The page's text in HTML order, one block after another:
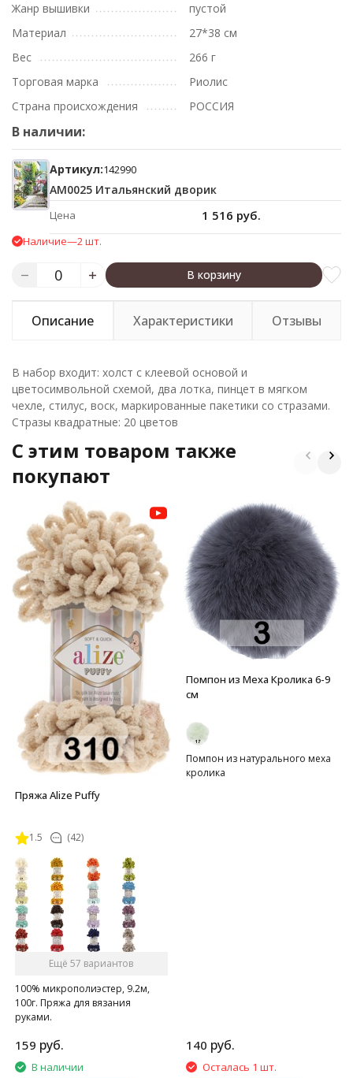
Жанр вышивки
пустой
Материал
27*38 см
Вес
266 г
Торговая марка
Риолис
Страна происхождения
РОССИЯ
В наличии:
Артикул:142990
АМ0025 Итальянский дворик
Цена 1 516 руб.
Наличие—2 шт.
В корзину
Описание Характеристики Отзывы
В набор входит: холст с клеевой основой и
цветосимвольной схемой, два лотка, пинцет в мягком
чехле, стилус, воск, маркированные пакетики со стразами.
Cтразы квадратные: 20 цветов
C этим товаром также
покупают
Пряжа Alize Puffy
1.5 (42)
Ещё 57 вариантов
100% микрополиэстер, 9.2м,
100г. Пряжа для вязания
руками.
159 руб.
В наличии
Помпон из Меха Кролика 6-9
см
Помпон из натурального меха
кролика
140 руб.
Осталась 1 шт.